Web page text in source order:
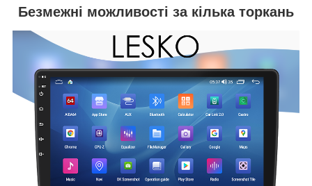
Безмежні можливості за кілька торкань